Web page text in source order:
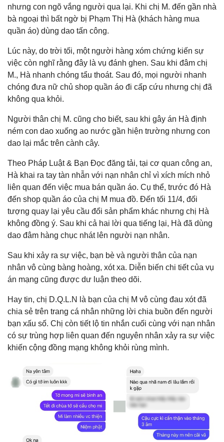
nhưng con ngõ vắng người qua lại. Khi chị M. đến gần nhà
bà ngoại thì bất ngờ bị Phạm Thị Hà (khách hàng mua
quần áo) dùng dao tấn công.
Lúc này, do trời tối, một người hàng xóm chứng kiến sự
việc còn nghĩ rằng đây là vụ đánh ghen. Sau khi đâm chị
M., Hà nhanh chóng tẩu thoát. Sau đó, mọi người nhanh
chóng đưa nữ chủ shop quần áo đi cấp cứu nhưng chị đã
không qua khỏi.
Người thân chị M. cũng cho biết, sau khi gây án Hà định
ném con dao xuống ao nước gần hiện trường nhưng con
dao lại mắc trên cành cây.
Theo Pháp Luật & Bạn Đọc đăng tải, tại cơ quan công an,
Hà khai ra tay tàn nhẫn với nạn nhân chỉ vì xích mích nhỏ
liên quan đến việc mua bán quần áo. Cụ thể, trước đó Hà
đến shop quần áo của chị M mua đồ. Đến tối 11/4, đối
tượng quay lại yêu cầu đổi sản phẩm khác nhưng chị Hà
không đồng ý. Sau khi cả hai lời qua tiếng lại, Hà đã dùng
dao đâm hàng chục nhát lên người nạn nhân.
Sau khi xảy ra sự việc, bạn bè và người thân của nạn
nhân vô cùng bàng hoàng, xót xa. Diễn biến chi tiết của vụ
án mạng cũng được dư luận theo dõi.
Hay tin, chị D.Q.L.N là bạn của chị M vô cùng đau xót đã
chia sẻ trên trang cá nhân những lời chia buồn đến người
bạn xấu số. Chị còn tiết lộ tin nhắn cuối cùng với nạn nhân
có sự trùng hợp liên quan đến nguyên nhân xảy ra sự việc
khiến cộng đồng mạng không khỏi rùng mình.